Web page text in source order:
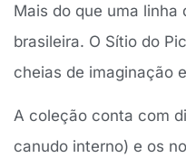
Mais do que uma
brasileira. O Sítio do
cheias de imaginação
A coleção conta com
canudo interno) e os